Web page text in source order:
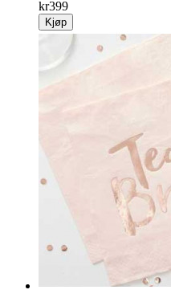
kr399
Kjøp